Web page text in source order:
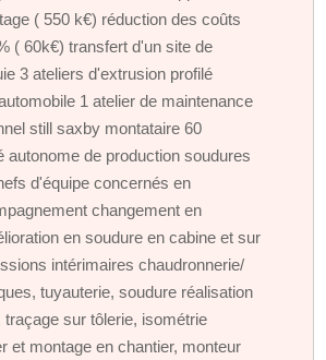
( 550 k€) réduction des coûts
( 60k€) transfert d'un site de
3 ateliers d'extrusion profilé
1 atelier de maintenance
still saxby montataire 60
autonome de production soudures
d'équipe concernés en
changement en
en soudure en cabine et sur
intérimaires chaudronnerie/
tuyauterie, soudure réalisation
traçage sur tôlerie, isométrie
et montage en chantier, monteur